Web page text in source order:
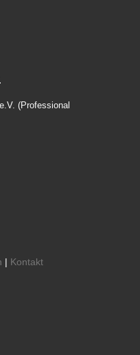
(Professional
| Kontakt